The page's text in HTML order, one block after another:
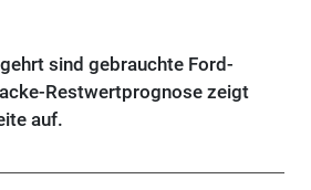
sind gebrauchte Ford-
Restwertprognose zeigt
auf.